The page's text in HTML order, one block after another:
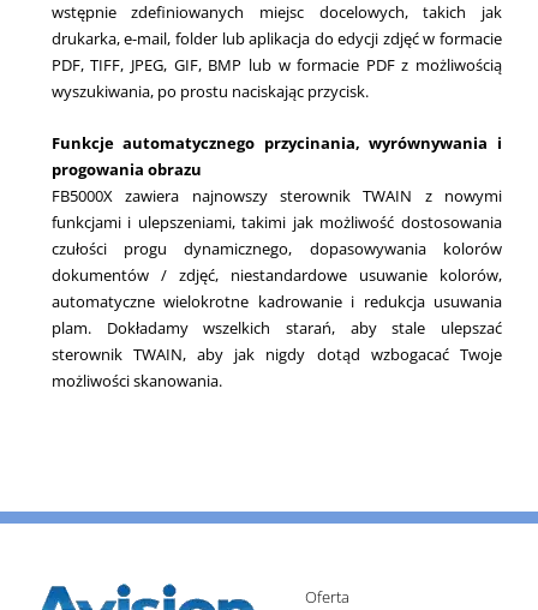
wstępnie zdefiniowanych miejsc docelowych, takich jak
drukarka, e-mail, folder lub aplikacja do edycji zdjęć w formacie
PDF, TIFF, JPEG, GIF, BMP lub w formacie PDF z możliwością
wyszukiwania, po prostu naciskając przycisk.
Funkcje automatycznego przycinania, wyrównywania i
progowania obrazu
FB5000X zawiera najnowszy sterownik TWAIN z nowymi
funkcjami i ulepszeniami, takimi jak możliwość dostosowania
czułości progu dynamicznego, dopasowywania kolorów
dokumentów / zdjęć, niestandardowe usuwanie kolorów,
automatyczne wielokrotne kadrowanie i redukcja usuwania
plam. Dokładamy wszelkich starań, aby stale ulepszać
sterownik TWAIN, aby jak nigdy dotąd wzbogacać Twoje
możliwości skanowania.
Oferta